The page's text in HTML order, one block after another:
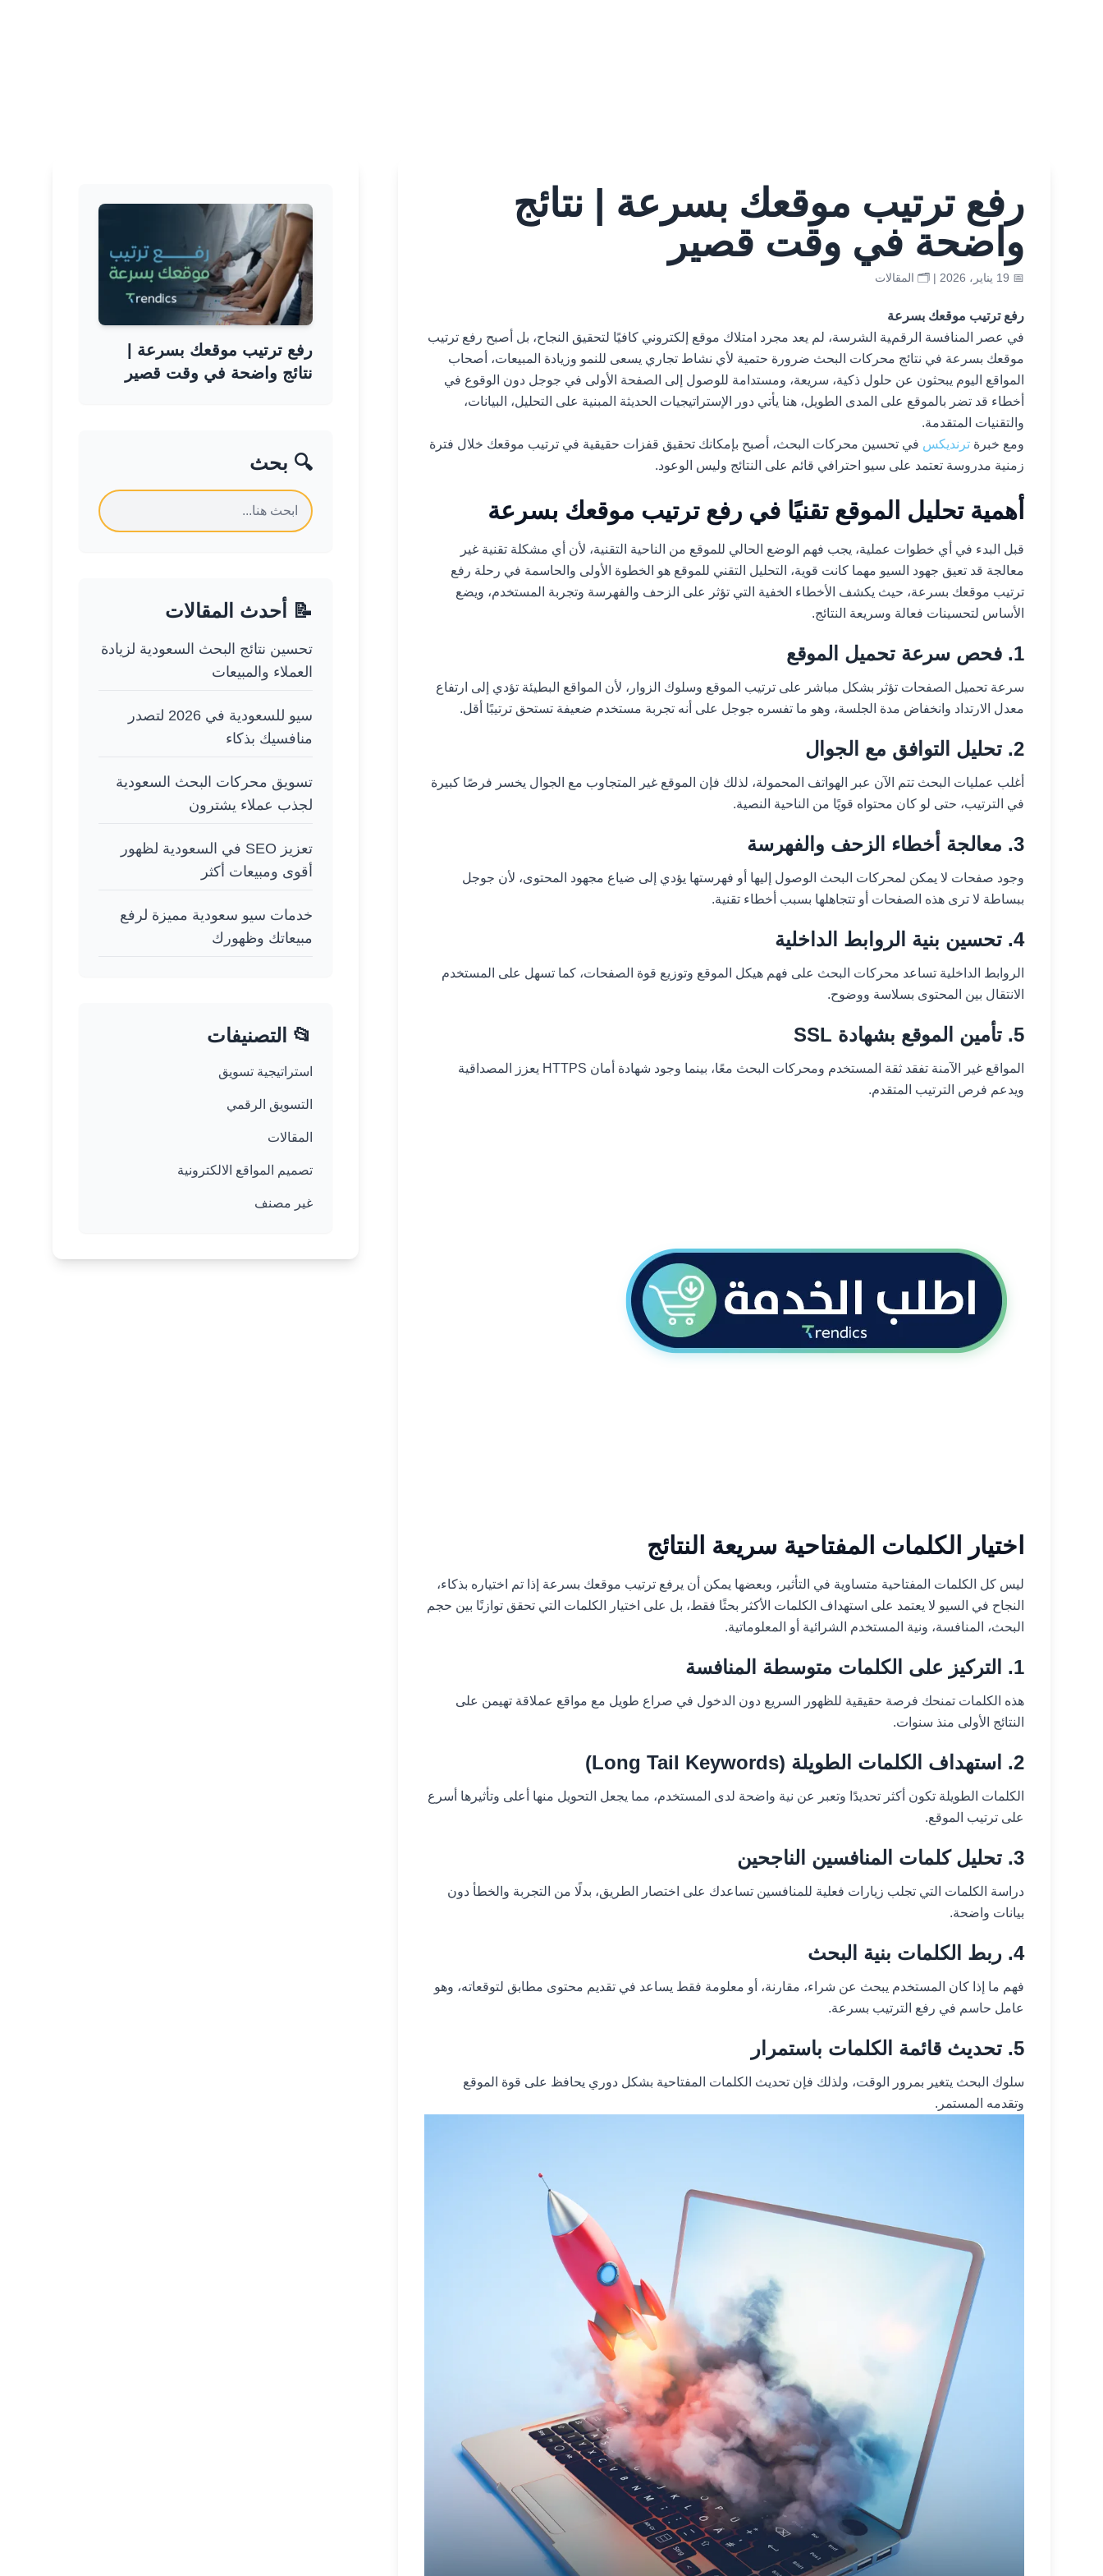
رفع ترتيب موقعك بسرعة | نتائج
واضحة في وقت قصير
📅 19 يناير، 2026 | 🗂️ المقالات
رفع ترتيب موقعك بسرعة
في عصر المنافسة الرقمية الشرسة، لم يعد مجرد امتلاك موقع إلكتروني كافيًا لتحقيق النجاح، بل أصبح رفع ترتيب
موقعك بسرعة في نتائج محركات البحث ضرورة حتمية لأي نشاط تجاري يسعى للنمو وزيادة المبيعات، أصحاب
المواقع اليوم يبحثون عن حلول ذكية، سريعة، ومستدامة للوصول إلى الصفحة الأولى في جوجل دون الوقوع في
أخطاء قد تضر بالموقع على المدى الطويل، هنا يأتي دور الإستراتيجيات الحديثة المبنية على التحليل، البيانات،
والتقنيات المتقدمة.
ومع خبرة ترنديكس في تحسين محركات البحث، أصبح بإمكانك تحقيق قفزات حقيقية في ترتيب موقعك خلال فترة
زمنية مدروسة تعتمد على سيو احترافي قائم على النتائج وليس الوعود.
أهمية تحليل الموقع تقنيًا في رفع ترتيب موقعك بسرعة
قبل البدء في أي خطوات عملية، يجب فهم الوضع الحالي للموقع من الناحية التقنية، لأن أي مشكلة تقنية غير
معالجة قد تعيق جهود السيو مهما كانت قوية، التحليل التقني للموقع هو الخطوة الأولى والحاسمة في رحلة رفع
ترتيب موقعك بسرعة، حيث يكشف الأخطاء الخفية التي تؤثر على الزحف والفهرسة وتجربة المستخدم، ويضع
الأساس لتحسينات فعالة وسريعة النتائج.
1. فحص سرعة تحميل الموقع
سرعة تحميل الصفحات تؤثر بشكل مباشر على ترتيب الموقع وسلوك الزوار، لأن المواقع البطيئة تؤدي إلى ارتفاع
معدل الارتداد وانخفاض مدة الجلسة، وهو ما تفسره جوجل على أنه تجربة مستخدم ضعيفة تستحق ترتيبًا أقل.
2. تحليل التوافق مع الجوال
أغلب عمليات البحث تتم الآن عبر الهواتف المحمولة، لذلك فإن الموقع غير المتجاوب مع الجوال يخسر فرصًا كبيرة
في الترتيب، حتى لو كان محتواه قويًا من الناحية النصية.
3. معالجة أخطاء الزحف والفهرسة
وجود صفحات لا يمكن لمحركات البحث الوصول إليها أو فهرستها يؤدي إلى ضياع مجهود المحتوى، لأن جوجل
ببساطة لا ترى هذه الصفحات أو تتجاهلها بسبب أخطاء تقنية.
4. تحسين بنية الروابط الداخلية
الروابط الداخلية تساعد محركات البحث على فهم هيكل الموقع وتوزيع قوة الصفحات، كما تسهل على المستخدم
الانتقال بين المحتوى بسلاسة ووضوح.
5. تأمين الموقع بشهادة SSL
المواقع غير الآمنة تفقد ثقة المستخدم ومحركات البحث معًا، بينما وجود شهادة أمان HTTPS يعزز المصداقية
ويدعم فرص الترتيب المتقدم.
اختيار الكلمات المفتاحية سريعة النتائج
ليس كل الكلمات المفتاحية متساوية في التأثير، وبعضها يمكن أن يرفع ترتيب موقعك بسرعة إذا تم اختياره بذكاء،
النجاح في السيو لا يعتمد على استهداف الكلمات الأكثر بحثًا فقط، بل على اختيار الكلمات التي تحقق توازنًا بين حجم
البحث، المنافسة، ونية المستخدم الشرائية أو المعلوماتية.
1. التركيز على الكلمات متوسطة المنافسة
هذه الكلمات تمنحك فرصة حقيقية للظهور السريع دون الدخول في صراع طويل مع مواقع عملاقة تهيمن على
النتائج الأولى منذ سنوات.
2. استهداف الكلمات الطويلة (Long Tail Keywords)
الكلمات الطويلة تكون أكثر تحديدًا وتعبر عن نية واضحة لدى المستخدم، مما يجعل التحويل منها أعلى وتأثيرها أسرع
على ترتيب الموقع.
3. تحليل كلمات المنافسين الناجحين
دراسة الكلمات التي تجلب زيارات فعلية للمنافسين تساعدك على اختصار الطريق، بدلًا من التجربة والخطأ دون
بيانات واضحة.
4. ربط الكلمات بنية البحث
فهم ما إذا كان المستخدم يبحث عن شراء، مقارنة، أو معلومة فقط يساعد في تقديم محتوى مطابق لتوقعاته، وهو
عامل حاسم في رفع الترتيب بسرعة.
5. تحديث قائمة الكلمات باستمرار
سلوك البحث يتغير بمرور الوقت، ولذلك فإن تحديث الكلمات المفتاحية بشكل دوري يحافظ على قوة الموقع
وتقدمه المستمر.
رفع ترتيب موقعك بسرعة |
نتائج واضحة في وقت قصير
🔍 بحث
📝 أحدث المقالات
تحسين نتائج البحث السعودية لزيادة
العملاء والمبيعات
سيو للسعودية في 2026 لتصدر
منافسيك بذكاء
تسويق محركات البحث السعودية
لجذب عملاء يشترون
تعزيز SEO في السعودية لظهور
أقوى ومبيعات أكثر
خدمات سيو سعودية مميزة لرفع
مبيعاتك وظهورك
📂 التصنيفات
استراتيجية تسويق
التسويق الرقمي
المقالات
تصميم المواقع الالكترونية
غير مصنف